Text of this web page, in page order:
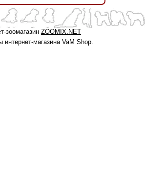
зоомагазин ZOOMIX.NET
интернет-магазина VaM Shop.